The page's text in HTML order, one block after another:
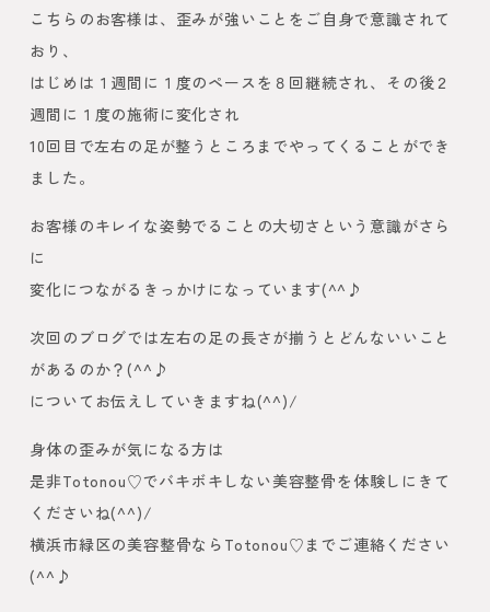
こちらのお客様は、歪みが強いことをご自身で意識されて
おり、
はじめは１週間に１度のペースを８回継続され、その後２
週間に１度の施術に変化され
10回目で左右の足が整うところまでやってくることができ
ました。
お客様のキレイな姿勢でることの大切さという意識がさら
に
変化につながるきっかけになっています(^^♪
次回のブログでは左右の足の長さが揃うとどんないいこと
があるのか？(^^♪
についてお伝えしていきますね(^^)/
身体の歪みが気になる方は
是非Totonou♡でバキボキしない美容整骨を体験しにきて
くださいね(^^)/
横浜市緑区の美容整骨ならTotonou♡までご連絡ください
(^^♪